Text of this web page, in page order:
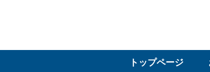
トップページ